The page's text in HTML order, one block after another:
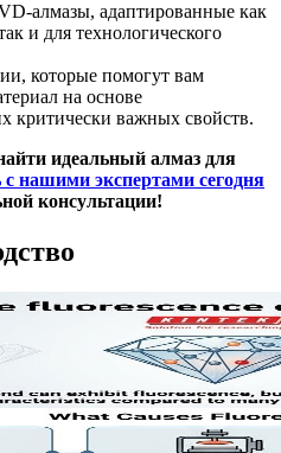
алмазы, адаптированные как
и для технологического
которые помогут вам
на основе
критически важных свойств.
идеальный алмаз для
нашими экспертами сегодня
консультации!